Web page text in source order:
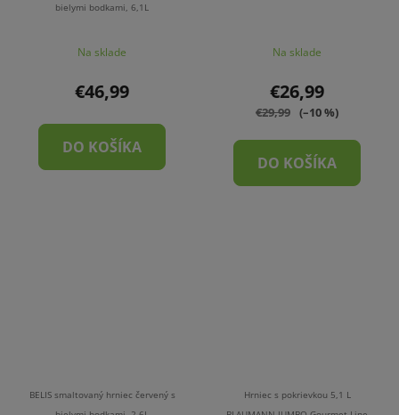
bielymi bodkami, 6,1L
Na sklade
€46,99
DO KOŠÍKA
Na sklade
€26,99
€29,99 (–10 %)
DO KOŠÍKA
BELIS smaltovaný hrniec červený s
Hrniec s pokrievkou 5,1 L